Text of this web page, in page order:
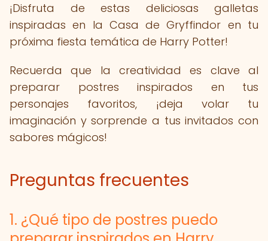
¡Disfruta de estas deliciosas galletas
inspiradas en la Casa de Gryffindor en tu
próxima fiesta temática de Harry Potter!
Recuerda que la creatividad es clave al
preparar postres inspirados en tus
personajes favoritos, ¡deja volar tu
imaginación y sorprende a tus invitados con
sabores mágicos!
Preguntas frecuentes
1. ¿Qué tipo de postres puedo